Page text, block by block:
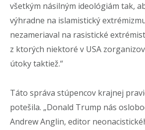
všetkým násilným ideológiám tak,
výhradne na islamistický
nezameriaval na rasistické
z ktorých niektoré v USA
útoky taktiež.“
Táto správa stúpencov krajnej
potešila. „Donald Trump nás
Andrew Anglin, editor